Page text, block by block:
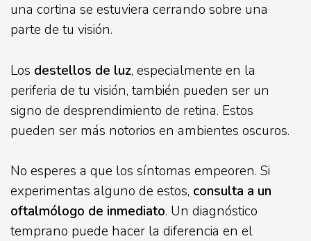
una cortina se estuviera cerrando sobre una
parte de tu visión.
Los destellos de luz, especialmente en la
periferia de tu visión, también pueden ser un
signo de desprendimiento de retina. Estos
pueden ser más notorios en ambientes oscuros.
No esperes a que los síntomas empeoren. Si
experimentas alguno de estos, consulta a un
oftalmólogo de inmediato. Un diagnóstico
temprano puede hacer la diferencia en el